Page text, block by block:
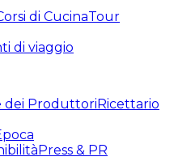
di CucinaTour
di viaggio
dei ProduttoriRicettario
Press & PR